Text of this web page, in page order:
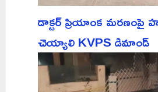
డాక్టర్ ప్రియాంక మరణంపై
చెయ్యాలి KVPS డిమాండ్